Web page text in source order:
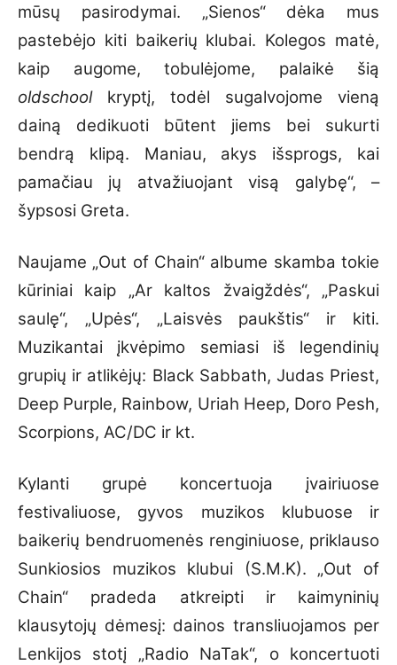
mūsų pasirodymai. „Sienos“ dėka mus
pastebėjo kiti baikerių klubai. Kolegos matė,
kaip augome, tobulėjome, palaikė šią
oldschoolkryptį, todėl sugalvojome vieną
dainą dedikuoti būtent jiems bei sukurti
bendrą klipą. Maniau, akys išsprogs, kai
pamačiau jų atvažiuojant visą galybę“, –
šypsosi Greta.
Naujame „Out of Chain“ albume skamba tokie
kūriniai kaip „Ar kaltos žvaigždės“, „Paskui
saulę“, „Upės“, „Laisvės paukštis“ ir kiti.
Muzikantai įkvėpimo semiasi iš legendinių
grupių ir atlikėjų: Black Sabbath, Judas Priest,
Deep Purple, Rainbow, Uriah Heep, Doro Pesh,
Scorpions, AC/DC ir kt.
Kylanti grupė koncertuoja įvairiuose
festivaliuose, gyvos muzikos klubuose ir
baikerių bendruomenės renginiuose, priklauso
Sunkiosios muzikos klubui (S.M.K). „Out of
Chain“ pradeda atkreipti ir kaimyninių
klausytojų dėmesį: dainos transliuojamos per
Lenkijos stotį „Radio NaTak“, o koncertuoti